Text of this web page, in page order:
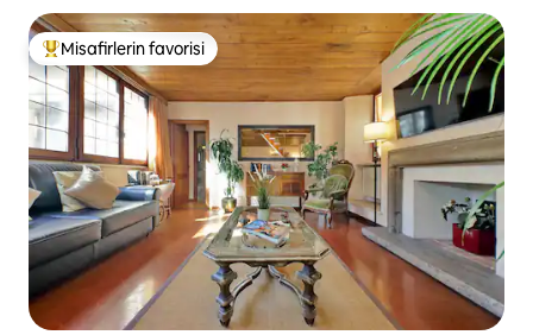
Misafirlerin favorilerinden en beğenilenler arasında
Misafirlerin favorisi